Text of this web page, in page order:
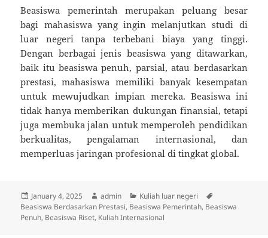
Beasiswa pemerintah merupakan peluang besar
bagi mahasiswa yang ingin melanjutkan studi di
luar negeri tanpa terbebani biaya yang tinggi.
Dengan berbagai jenis beasiswa yang ditawarkan,
baik itu beasiswa penuh, parsial, atau berdasarkan
prestasi, mahasiswa memiliki banyak kesempatan
untuk mewujudkan impian mereka. Beasiswa ini
tidak hanya memberikan dukungan finansial, tetapi
juga membuka jalan untuk memperoleh pendidikan
berkualitas, pengalaman internasional, dan
memperluas jaringan profesional di tingkat global.
Posted
on
January 4, 2025 Author
admin Categories
Kuliah luar negeri
Beasiswa Berdasarkan Prestasi, Beasiswa Pemerintah, Beasiswa
Penuh, Beasiswa Riset, Kuliah Internasional